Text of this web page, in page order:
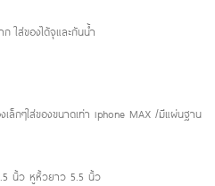
ใส่ของได้จุและกันน้ำ
ล็กๆใส่ของขนาดเท่า iphone MAX /มีแผ่นฐาน
นิ้ว หูหิ้วยาว 5.5 นิ้ว